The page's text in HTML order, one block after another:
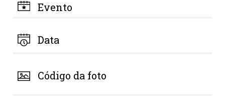
Evento
Data
Código da foto